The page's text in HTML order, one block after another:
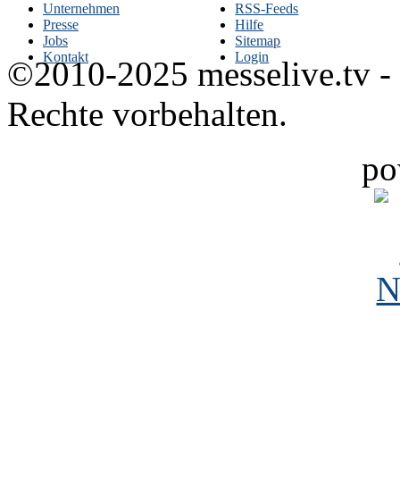
Unternehmen
Presse
Jobs
Kontakt
RSS-Feeds
Hilfe
Sitemap
Login
©2010-2025 messelive.tv -
Rechte vorbehalten.